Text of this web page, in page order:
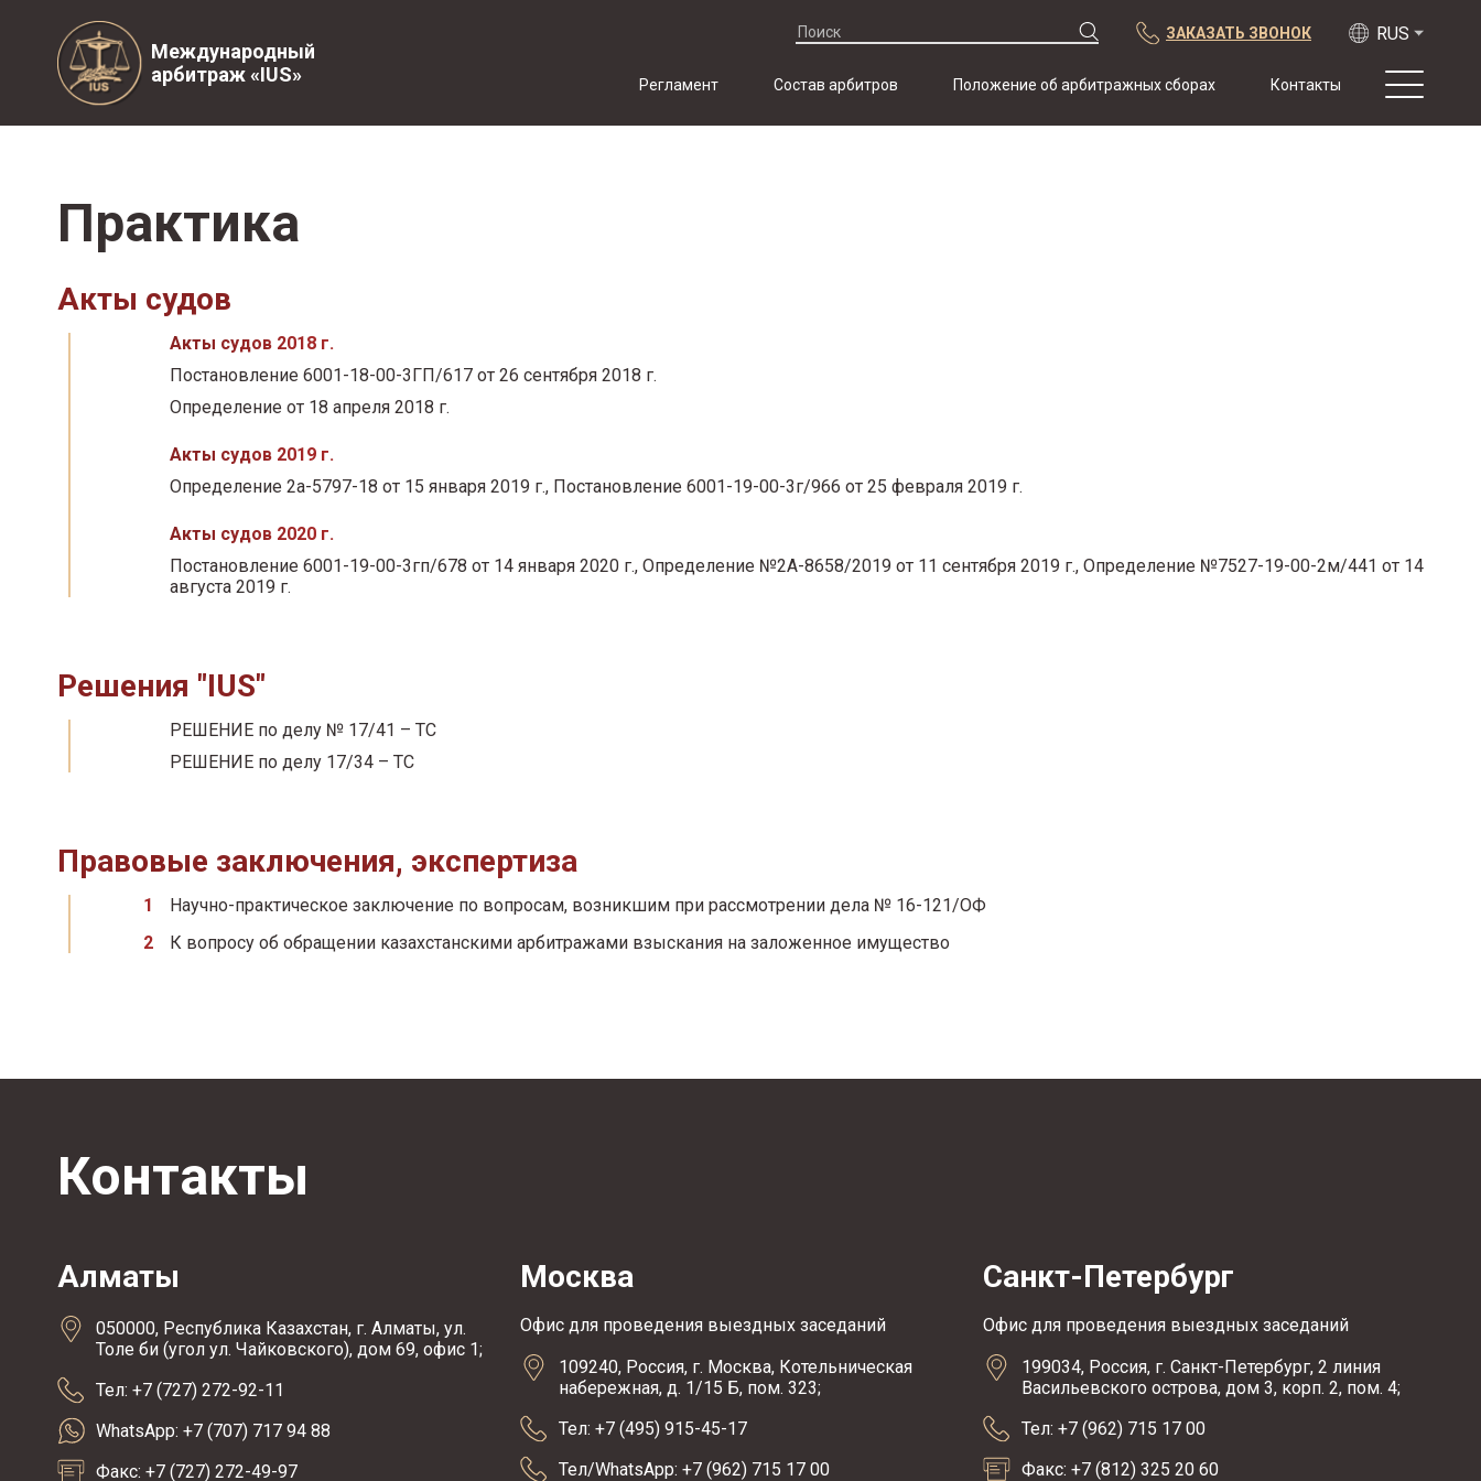
Международный
арбитраж «IUS»
ЗАКАЗАТЬ ЗВОНОК
Регламент Состав арбитров Положение об арбитражных сборах Контакты
Практика
Акты судов
Акты судов 2018 г.
Постановление 6001-18-00-3ГП/617 от 26 сентября 2018 г.
Определение от 18 апреля 2018 г.
Акты судов 2019 г.
Определение 2а-5797-18 от 15 января 2019 г., Постановление 6001-19-00-3г/966 от 25 февраля 2019 г.
Акты судов 2020 г.
Постановление 6001-19-00-3гп/678 от 14 января 2020 г., Определение №2А-8658/2019 от 11 сентября 2019 г., Определение №7527-19-00-2м/441 от 14
августа 2019 г.
Решения "IUS"
РЕШЕНИЕ по делу № 17/41 – ТС
РЕШЕНИЕ по делу 17/34 – ТС
Правовые заключения, экспертиза
Научно-практическое заключение по вопросам, возникшим при рассмотрении дела № 16-121/ОФ
К вопросу об обращении казахстанскими арбитражами взыскания на заложенное имущество
Контакты
Алматы
050000, Республика Казахстан, г. Алматы, ул.
Толе би (угол ул. Чайковского), дом 69, офис 1;
Тел: +7 (727) 272-92-11
WhatsApp: +7 (707) 717 94 88
Факс: +7 (727) 272-49-97
Москва
Офис для проведения выездных заседаний
109240, Россия, г. Москва, Котельническая
набережная, д. 1/15 Б, пом. 323;
Тел: +7 (495) 915-45-17
Тел/WhatsApp: +7 (962) 715 17 00
Санкт-Петербург
Офис для проведения выездных заседаний
199034, Россия, г. Санкт-Петербург, 2 линия
Васильевского острова, дом 3, корп. 2, пом. 4;
Тел: +7 (962) 715 17 00
Факс: +7 (812) 325 20 60